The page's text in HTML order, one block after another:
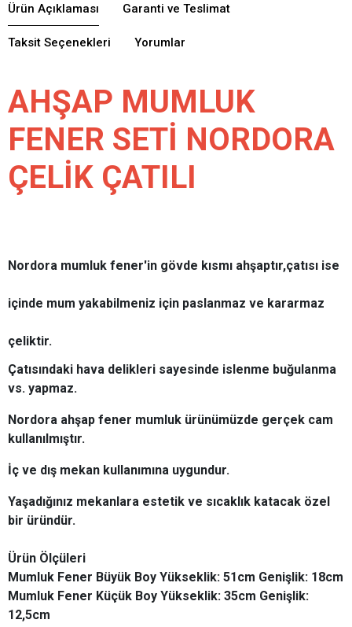
Ürün Açıklaması Garanti ve Teslimat
Taksit Seçenekleri Yorumlar
AHŞAP MUMLUK
FENER SETİ NORDORA
ÇELİK ÇATILI
Nordora mumluk fener'in gövde kısmı ahşaptır,çatısı ise
içinde mum yakabilmeniz için paslanmaz ve kararmaz
çeliktir.
Çatısındaki hava delikleri sayesinde islenme buğulanma
vs. yapmaz.
Nordora ahşap fener mumluk ürünümüzde gerçek cam
kullanılmıştır.
İç ve dış mekan kullanımına uygundur.
Yaşadığınız mekanlara estetik ve sıcaklık katacak özel
bir üründür.
Ürün Ölçüleri
Mumluk Fener Büyük Boy Yükseklik: 51cm Genişlik: 18cm
Mumluk Fener Küçük Boy Yükseklik: 35cm Genişlik:
12,5cm